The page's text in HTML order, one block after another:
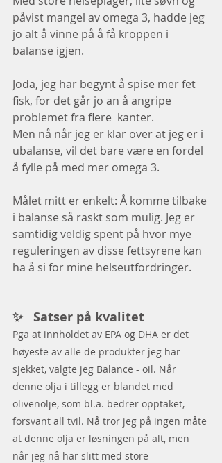
påvist mangel av omega 3, hadde jeg
jo alt å vinne på å få kroppen i
balanse igjen.
Joda, jeg har begynt å spise mer fet
fisk, for det går jo an å angripe
problemet fra flere  kanter.
Men nå når jeg er klar over at jeg er i
ubalanse, vil det bare være en fordel
å fylle på med mer omega 3.
Målet mitt er enkelt: Å komme tilbake
i balanse så raskt som mulig. Jeg er
samtidig veldig spent på hvor mye
reguleringen av disse fettsyrene kan
ha å si for mine helseutfordringer.
✨   Satser på kvalitet
Pga at innholdet av EPA og DHA er det
høyeste av alle de produkter jeg har
sjekket, valgte jeg Balance - oil. Når
denne olja i tillegg er blandet med
olivenolje, som bl.a. bedrer opptaket,
forsvant all tvil. Nå tror jeg på ingen måte
at denne olja er løsningen på alt, men
når jeg nå har slitt med store